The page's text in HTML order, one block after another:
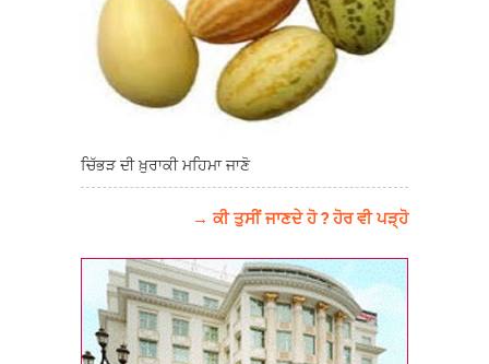
ਚਿੱਭੜ ਦੀ ਖ਼ੁਰਾਕੀ ਮਹਿਮਾ ਜਾਣੋ
→ ਕੀ ਤੁਸੀਂ ਜਾਣਦੇ ਹੋ ? ਹੋਰ ਵੀ ਪੜ੍ਹੋ